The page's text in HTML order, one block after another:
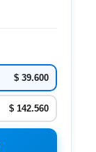
$ 39.600
$ 142.560